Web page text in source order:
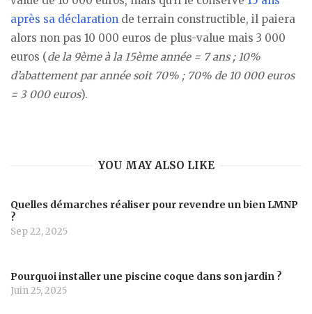
après sa déclaration de terrain constructible, il paiera
alors non pas 10 000 euros de plus-value mais 3 000
euros (de la 9ème à la 15ème année = 7 ans ; 10%
d’abattement par année soit 70% ; 70% de 10 000 euros
= 3 000 euros).
YOU MAY ALSO LIKE
Quelles démarches réaliser pour revendre un bien LMNP
?
Sep 22, 2025
Pourquoi installer une piscine coque dans son jardin ?
Juin 25, 2025